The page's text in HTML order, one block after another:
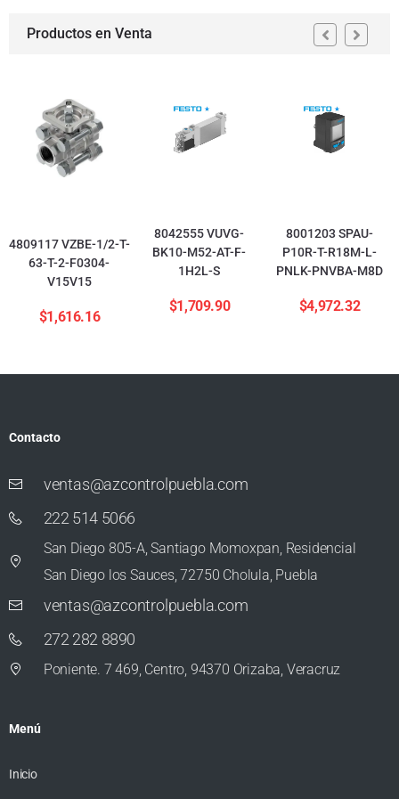
Productos en Venta
4809117 VZBE-1/2-T-
63-T-2-F0304-
V15V15
$1,616.16
8042555 VUVG-
BK10-M52-AT-F-
1H2L-S
$1,709.90
8001203 SPAU-
P10R-T-R18M-L-
PNLK-PNVBA-M8D
$4,972.32
Contacto
ventas@azcontrolpuebla.com
222 514 5066
San Diego 805-A, Santiago Momoxpan, Residencial
San Diego los Sauces, 72750 Cholula, Puebla
ventas@azcontrolpuebla.com
272 282 8890
Poniente. 7 469, Centro, 94370 Orizaba, Veracruz
Menú
Inicio